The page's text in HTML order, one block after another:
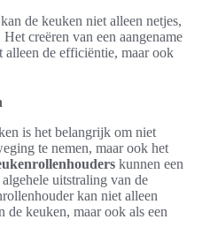
de keuken niet alleen netjes,
creëren van een aangename
de efficiëntie, maar ook
is het belangrijk om niet
te nemen, maar ook het
kunnen een
uitstraling van de
kan niet alleen
de keuken, maar ook als een